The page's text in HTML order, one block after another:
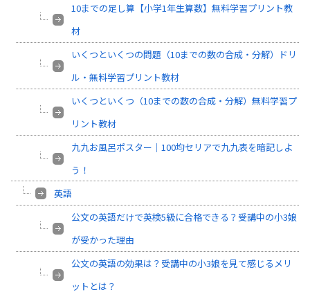
10までの足し算【小学1年生算数】無料学習プリント教
材
いくつといくつの問題（10までの数の合成・分解）ドリ
ル・無料学習プリント教材
いくつといくつ（10までの数の合成・分解）無料学習プ
リント教材
九九お風呂ポスター｜100均セリアで九九表を暗記しよ
う！
英語
公文の英語だけで英検5級に合格できる？受講中の小3娘
が受かった理由
公文の英語の効果は？受講中の小3娘を見て感じるメリ
ットとは？